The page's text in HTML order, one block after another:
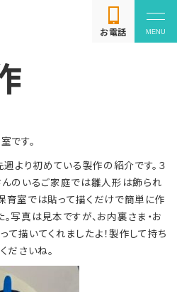
ある質問
用方法
い合わせ
お電話
です。
週より初めている製作の紹介です。３
のいるご家庭では雛人形は飾られ
室では貼って描くだけで簡単に作
写真は見本ですが、お内裏さま・お
描いてくれましたよ！製作して持ち
ださいね。